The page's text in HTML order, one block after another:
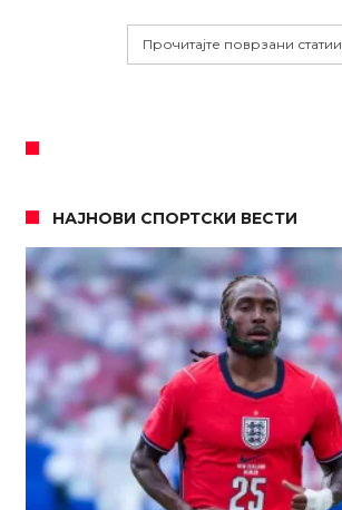
Прочитајте поврзани статии
НАЈНОВИ СПОРТСКИ ВЕСТИ